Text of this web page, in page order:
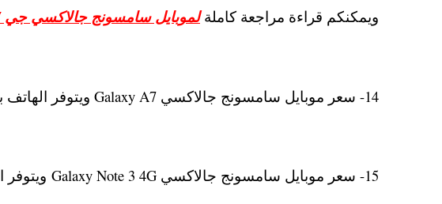
ويمكنكم قراءة مراجعة كاملةلموبايل سامسونج جالاكسي جي 7 الجديد بالكامل هنــــا
14- سعر موبايل سامسونج جالاكسي Galaxy A7 ويتوفر الهاتف بسعر 3250 جنيهًا.
15- سعر موبايل سامسونج جالاكسي Galaxy Note 3 4G ويتوفر الهاتف بسعر 3700 جنيه.